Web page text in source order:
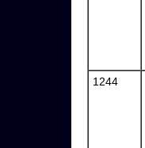
1244